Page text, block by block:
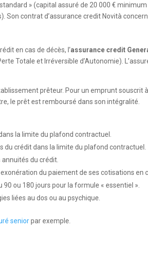
» (capital assuré de 20 000 €
Son contrat d’assurance credit Novità
en cas de décès, l’assurance credit
Totale et Irréversible d’Autonomie).
prêteur. Pour un emprunt souscrit
le prêt est remboursé dans son intégralité.
la limite du plafond contractuel.
du crédit dans la limite du plafond contractuel.
annuités du crédit.
du paiement de ses cotisations
ou 180 jours pour la formule « essentiel ».
liées au dos ou au psychique.
seniorpar exemple.